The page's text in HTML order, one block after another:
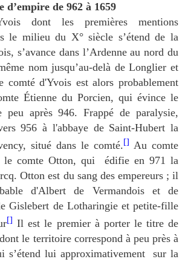
de 962 à 1659
dont les premières mentions
le milieu du X° siècle s’étend de la
s’avance dans l’Ardenne au nord du
nom jusqu’au-delà de Longlier et
comté d'Yvois est alors probablement
Étienne du Porcien, qui évince le
peu après 946. Frappé de paralysie,
956 à l'abbaye de Saint-Hubert la
situé dans le comté.[] Au comte
le comte Otton, qui
édifie en 971 la
Otton est du sang des empereurs ; il
d'Albert de Vermandois et de
Gislebert de Lotharingie et petite-fille
[] Il est le premier à porter le titre de
dont le territoire correspond à peu près à
s’étend lui approximativement
sur la